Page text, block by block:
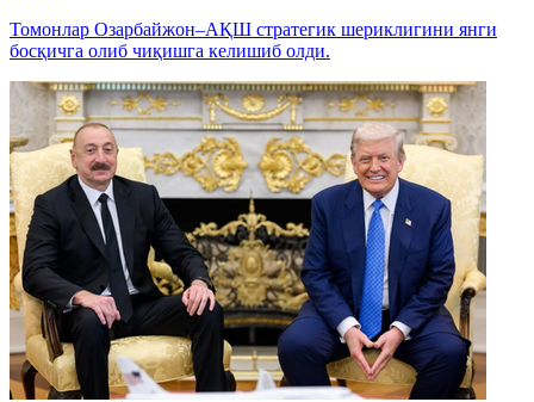
Томонлар Озарбайжон–АҚШ стратегик шериклигини янги
босқичга олиб чиқишга келишиб олди.